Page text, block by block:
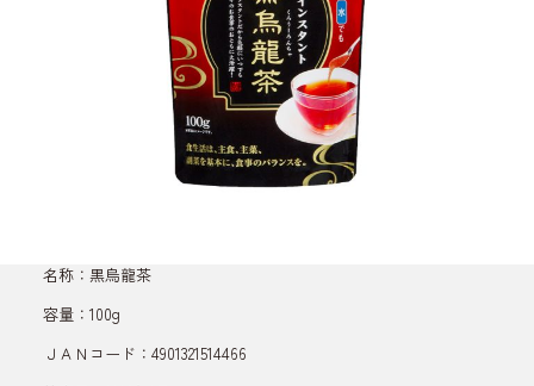
名称：黒烏龍茶
容量：100g
ＪＡＮコード：4901321514466